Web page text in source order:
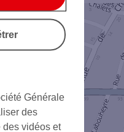
Générale
des
des vidéos et